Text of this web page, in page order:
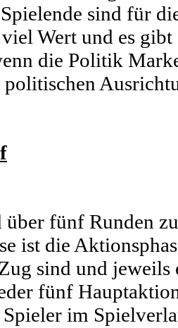
sind für
Wert und es gibt
die Politik
politischen
fünf Runden
ist die
sind und
fünf
im